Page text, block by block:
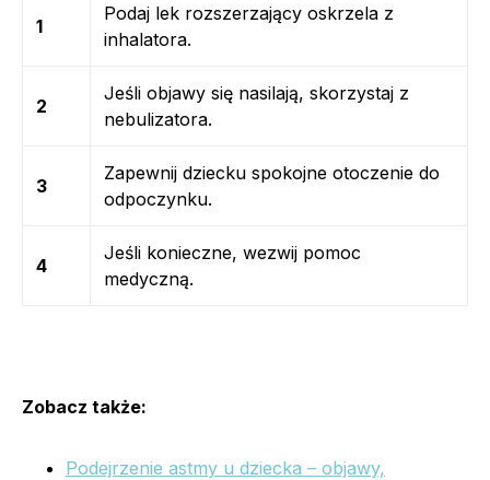
1
Podaj lek rozszerzający oskrzela z
inhalatora.
2
Jeśli objawy się nasilają, skorzystaj z
nebulizatora.
3
Zapewnij dziecku spokojne otoczenie do
odpoczynku.
4
Jeśli konieczne, wezwij pomoc
medyczną.
Zobacz także:
Podejrzenie astmy u dziecka – objawy,